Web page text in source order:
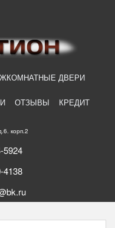
ДВЕРИ
ОТЗЫВЫ КРЕДИТ
корп.2
5924
4138